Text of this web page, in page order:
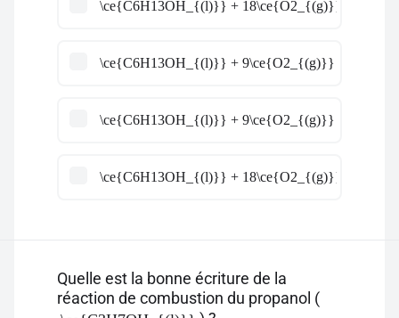
\ce{C6H13OH_{(l)}} + 18\ce{O2_{(g)}} \ce{->}
\ce{C6H13OH_{(l)}} + 9\ce{O2_{(g)}} \ce{->}
\ce{C6H13OH_{(l)}} + 9\ce{O2_{(g)}} \ce{->}
\ce{C6H13OH_{(l)}} + 18\ce{O2_{(g)}} \ce{->}
Quelle est la bonne écriture de la
réaction de combustion du propanol (